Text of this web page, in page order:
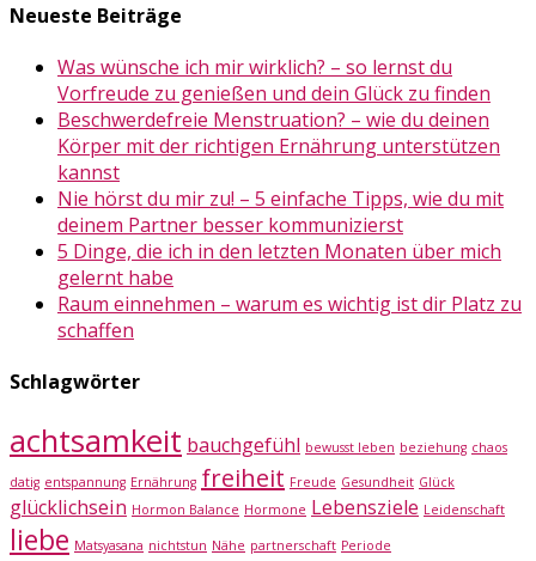
Neueste Beiträge
Was wünsche ich mir wirklich? – so lernst du
Vorfreude zu genießen und dein Glück zu finden
Beschwerdefreie Menstruation? – wie du deinen
Körper mit der richtigen Ernährung unterstützen
kannst
Nie hörst du mir zu! – 5 einfache Tipps, wie du mit
deinem Partner besser kommunizierst
5 Dinge, die ich in den letzten Monaten über mich
gelernt habe
Raum einnehmen – warum es wichtig ist dir Platz zu
schaffen
Schlagwörter
achtsamkeit bauchgefühl bewusst leben beziehung chaos
datig entspannung Ernährung freiheit Freude Gesundheit Glück
glücklichsein Hormon Balance Hormone Lebensziele Leidenschaft
liebe Matsyasana nichtstun Nähe partnerschaft Periode